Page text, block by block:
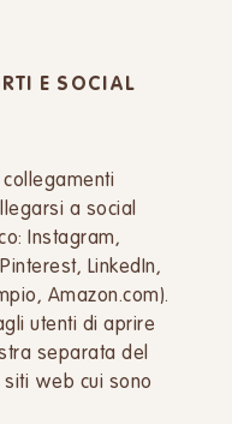
E SOCIAL
collegamenti
a social
Instagram,
LinkedIn,
Amazon.com).
utenti di aprire
separata del
web cui sono